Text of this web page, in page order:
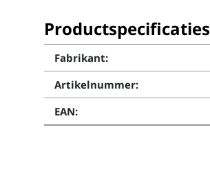
Productspecificaties
Fabrikant:
Artikelnummer:
EAN: